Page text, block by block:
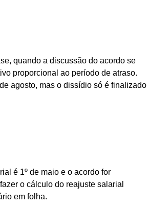
quando a discussão do acordo se
proporcional ao período de atraso.
agosto, mas o dissídio só é finalizado
é 1º de maio e o acordo for
o cálculo do reajuste salarial
em folha.